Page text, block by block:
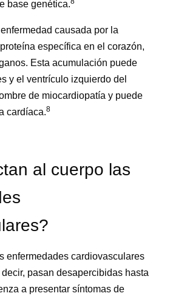
base genética.
causada por la
específica en el corazón,
Esta acumulación puede
y el ventrículo izquierdo del
de miocardiopatía y puede
cardíaca.8
al cuerpo las
enfermedades cardiovasculares
pasan desapercibidas hasta
a presentar síntomas de